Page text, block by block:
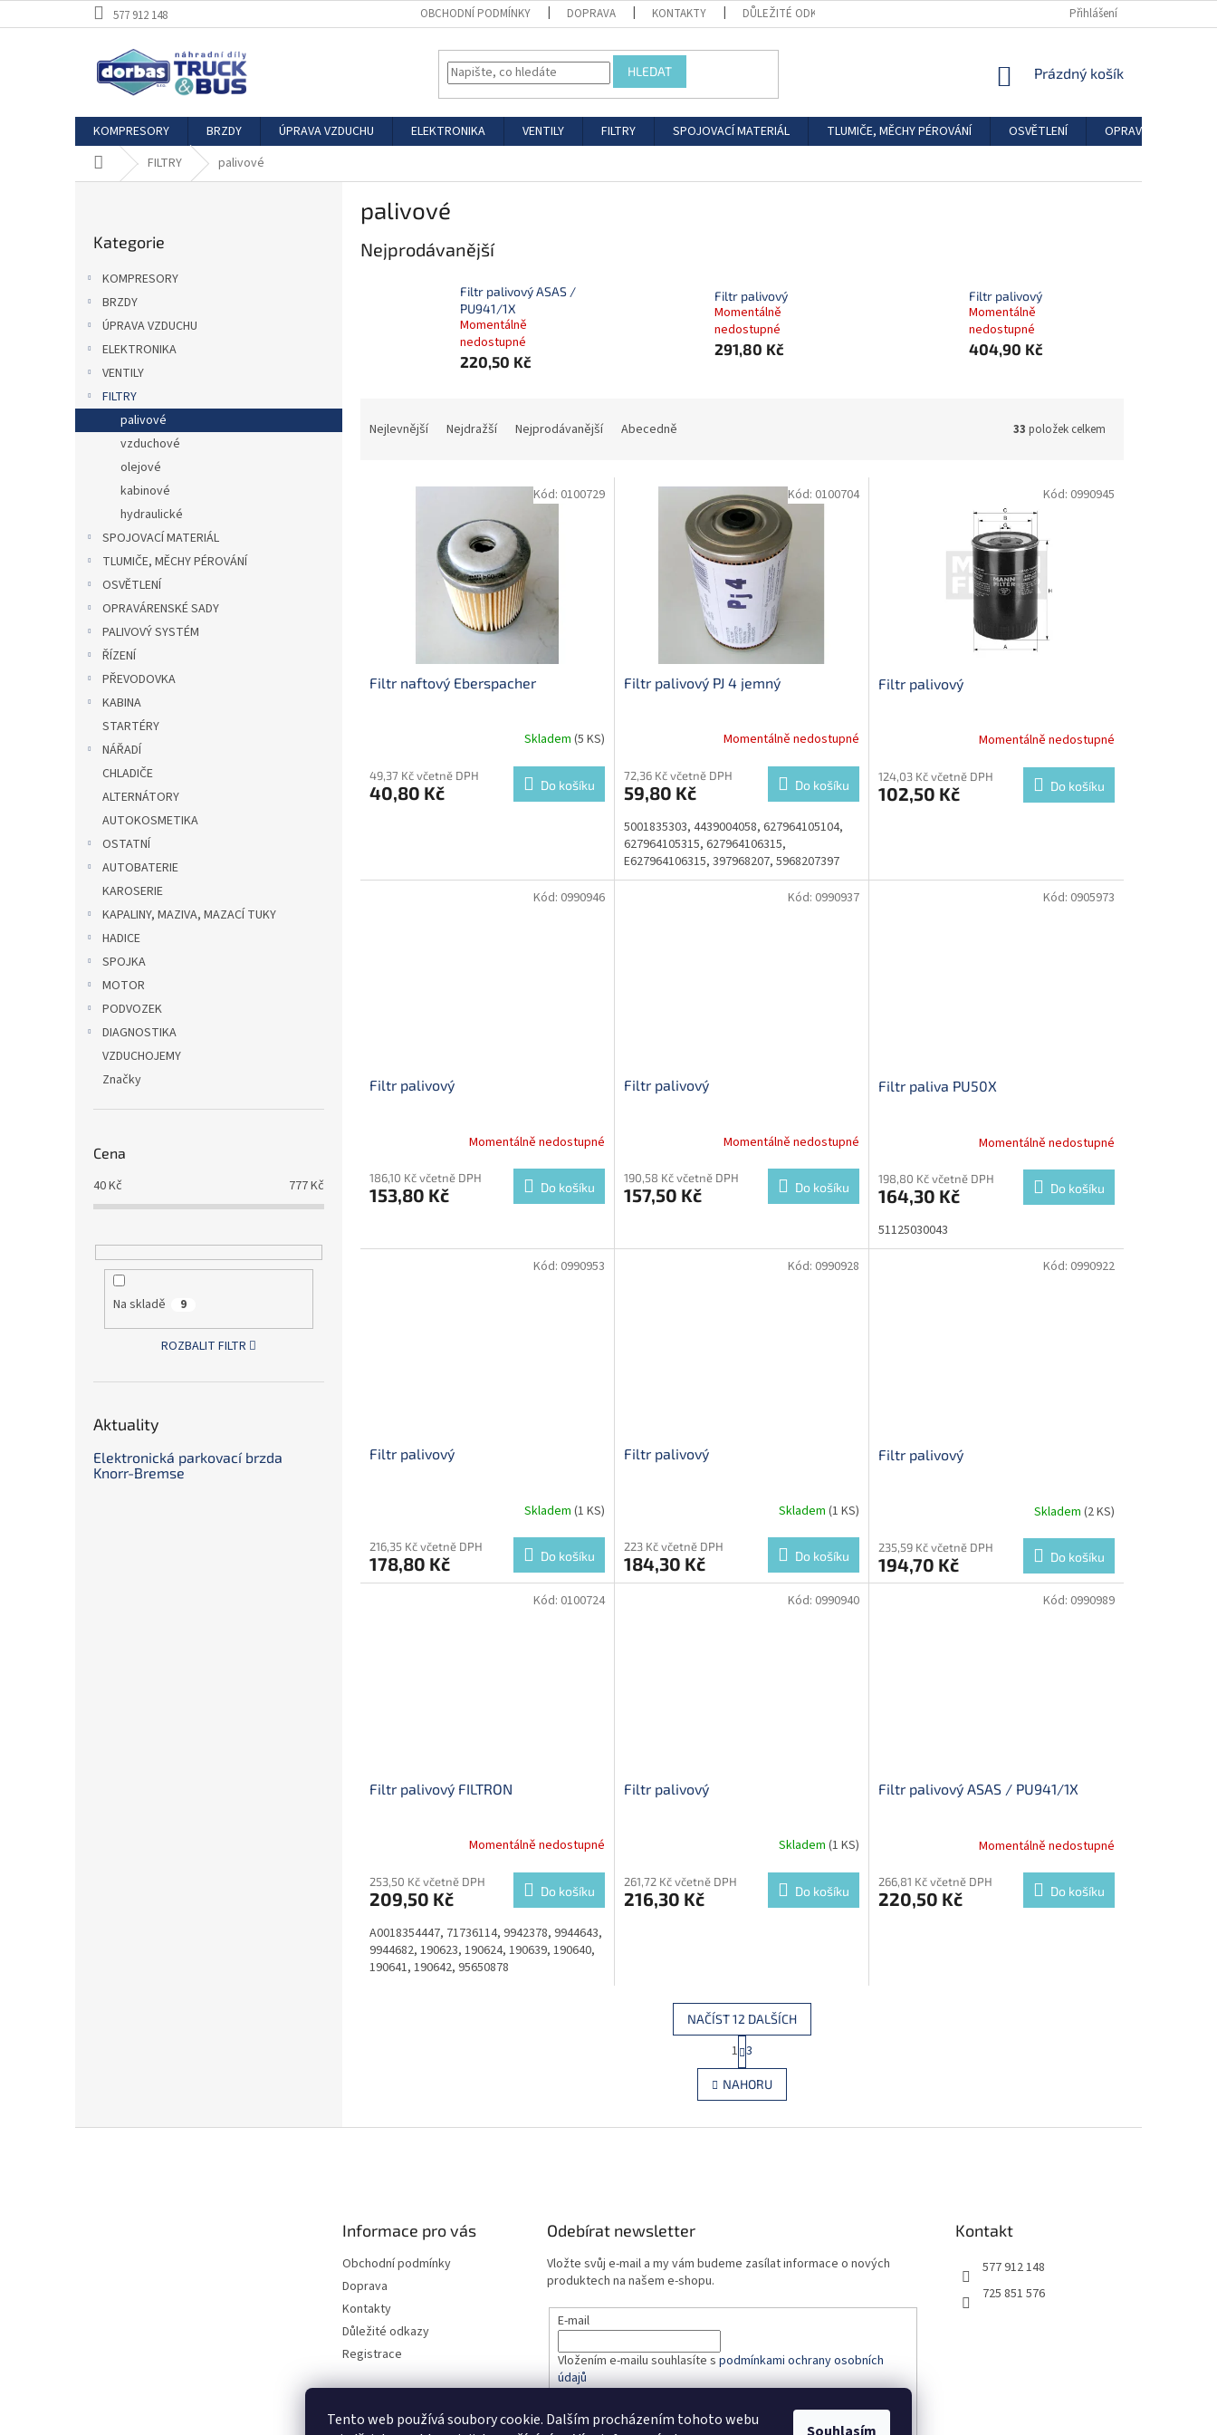
Tento web používá soubory cookie. Dalším procházením tohoto webu
na
577 912 148 OBCHODNÍ PODMÍNKY DOPRAVA KONTAKTY DŮLEŽITÉ ODKAZY Přihlášení
HLEDAT
NÁKUPNÍ
Prázdný košík
KOMPRESORY BRZDY ÚPRAVA VZDUCHU ELEKTRONIKA VENTILY FILTRY SPOJOVACÍ MATERIÁL TLUMIČE, MĚCHY PÉROVÁNÍ OSVĚTLENÍ
OPRAVÁRENSKÉ
Domů FILTRY palivové
n
e
kategorie
Kategorie
KOMPRESORY
BRZDY
ÚPRAVA VZDUCHU
ELEKTRONIKA
VENTILY
FILTRY
palivové
vzduchové
olejové
kabinové
hydraulické
SPOJOVACÍ MATERIÁL
TLUMIČE, MĚCHY PÉROVÁNÍ
OSVĚTLENÍ
OPRAVÁRENSKÉ SADY
PALIVOVÝ SYSTÉM
ŘÍZENÍ
PŘEVODOVKA
KABINA
STARTÉRY
NÁŘADÍ
CHLADIČE
ALTERNÁTORY
AUTOKOSMETIKA
OSTATNÍ
AUTOBATERIE
KAROSERIE
KAPALINY, MAZIVA, MAZACÍ TUKY
HADICE
SPOJKA
MOTOR
PODVOZEK
DIAGNOSTIKA
VZDUCHOJEMY
Značky
Cena
40Kč 777Kč
Na skladě 9
ROZBALIT FILTR
Aktuality
Elektronická parkovací brzda
Knorr-Bremse
palivové
Nejprodávanější
Filtr palivový ASAS /
PU941/1X
Momentálně
nedostupné
220,50 Kč
Filtr palivový
Momentálně
nedostupné
291,80 Kč
Filtr palivový
Momentálně
nedostupné
404,90 Kč
Nejlevnější Nejdražší Nejprodávanější Abecedně 33 položek celkem
Filtr naftový Eberspacher
Skladem (5 KS)
49,37 Kč včetně DPH
40,80 Kč Do košíku
Kód: 0100729
Filtr palivový PJ 4 jemný
Momentálně nedostupné
72,36 Kč včetně DPH
59,80 Kč Do košíku
5001835303, 4439004058, 627964105104,
627964105315, 627964106315,
E627964106315, 397968207, 5968207397
Kód: 0100704
Filtr palivový
Momentálně nedostupné
124,03 Kč včetně DPH
102,50 Kč Do košíku
Kód: 0990945
Filtr palivový
Momentálně nedostupné
186,10 Kč včetně DPH
153,80 Kč Do košíku
Kód: 0990946
Filtr palivový
Momentálně nedostupné
190,58 Kč včetně DPH
157,50 Kč Do košíku
Kód: 0990937
Filtr paliva PU50X
Momentálně nedostupné
198,80 Kč včetně DPH
164,30 Kč Do košíku
51125030043
Kód: 0905973
Filtr palivový
Skladem (1 KS)
216,35 Kč včetně DPH
178,80 Kč Do košíku
Kód: 0990953
Filtr palivový
Skladem (1 KS)
223 Kč včetně DPH
184,30 Kč Do košíku
Kód: 0990928
Filtr palivový
Skladem (2 KS)
235,59 Kč včetně DPH
194,70 Kč Do košíku
Kód: 0990922
Filtr palivový FILTRON
Momentálně nedostupné
253,50 Kč včetně DPH
209,50 Kč Do košíku
A0018354447, 71736114, 9942378, 9944643,
9944682, 190623, 190624, 190639, 190640,
190641, 190642, 95650878
Kód: 0100724
Filtr palivový
Skladem (1 KS)
261,72 Kč včetně DPH
216,30 Kč Do košíku
Kód: 0990940
Filtr palivový ASAS / PU941/1X
Momentálně nedostupné
266,81 Kč včetně DPH
220,50 Kč Do košíku
Kód: 0990989
O
v
l
d
y
u
NAČÍST 12 DALŠÍCH
S
t
r
á
n
1 3
NAHORU
Informace pro vás
Obchodní podmínky
Doprava
Kontakty
Důležité odkazy
Registrace
Odebírat newsletter
Vložte svůj e-mail a my vám budeme zasílat informace o nových
produktech na našem e-shopu.
E-mail
Vložením e-mailu souhlasíte s podmínkami ochrany osobních
údajů
PŘIHLÁSIT SE
Kontakt
577 912 148
725 851 576